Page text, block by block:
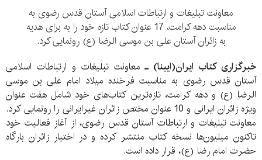
معاونت تبلیغات و ارتباطات اسلامی آستان قدس رضوی به
مناسبت دهه کرامت، 17 عنوان کتاب تازه خود را به برای هدیه
به زائران آستان علی بن موسی الرضا (ع) رونمایی کرد.
خبرگزاری کتاب ایران(ایبنا) ـمعاونت تبلیغات و ارتباطات اسلامی
آستان قدس رضوی به مناسبت فرخنده‌ میلاد امام علی بن موسی
الرضا (ع) و دهه کرامت، تازه‌ترین کتاب‌های خود شامل هفت عنوان
ویژه زائران ایرانی و 10 عنوان مختص زائران غیرایرانی را رونمایی کرد.
معاونت تبلیغات و ارتباطات آستان قدس رضوی، از آغاز فعالیت خود
تاکنون میلیون‌ها نسخه کتاب منتشر کرده و در اختیار زائران بارگاه
حضرت امام رضا (ع)، قرار داده است.